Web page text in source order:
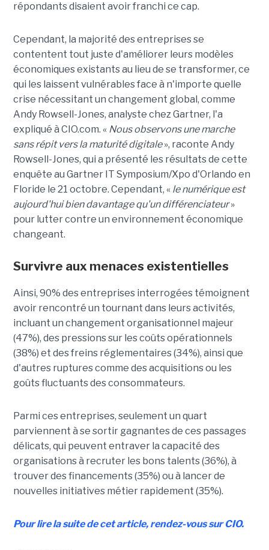
répondants disaient avoir franchi ce cap.
Cependant, la majorité des entreprises se
contentent tout juste d'améliorer leurs modèles
économiques existants au lieu de se transformer, ce
qui les laissent vulnérables face à n'importe quelle
crise nécessitant un changement global, comme
Andy Rowsell-Jones, analyste chez Gartner, l'a
expliqué à CIO.com. « Nous observons une marche
sans répit vers la maturité digitale», raconte Andy
Rowsell-Jones, qui a présenté les résultats de cette
enquête au Gartner IT Symposium/Xpo d'Orlando en
Floride le 21 octobre. Cependant, « le numérique est
aujourd'hui bien davantage qu'un différenciateur»
pour lutter contre un environnement économique
changeant.
Survivre aux menaces existentielles
Ainsi, 90% des entreprises interrogées témoignent
avoir rencontré un tournant dans leurs activités,
incluant un changement organisationnel majeur
(47%), des pressions sur les coûts opérationnels
(38%) et des freins réglementaires (34%), ainsi que
d'autres ruptures comme des acquisitions ou les
goûts fluctuants des consommateurs.
Parmi ces entreprises, seulement un quart
parviennent à se sortir gagnantes de ces passages
délicats, qui peuvent entraver la capacité des
organisations à recruter les bons talents (36%), à
trouver des financements (35%) ou à lancer de
nouvelles initiatives métier rapidement (35%).
Pour lire la suite de cet article, rendez-vous sur CIO.